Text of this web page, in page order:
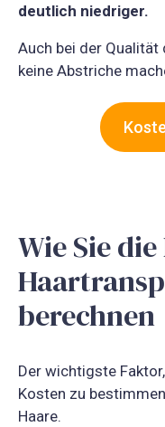
deutlich niedriger.
Auch bei der Qualität
keine Abstriche
Wie Sie
berechnen
Der wichtigste
Kosten zu
Haare.